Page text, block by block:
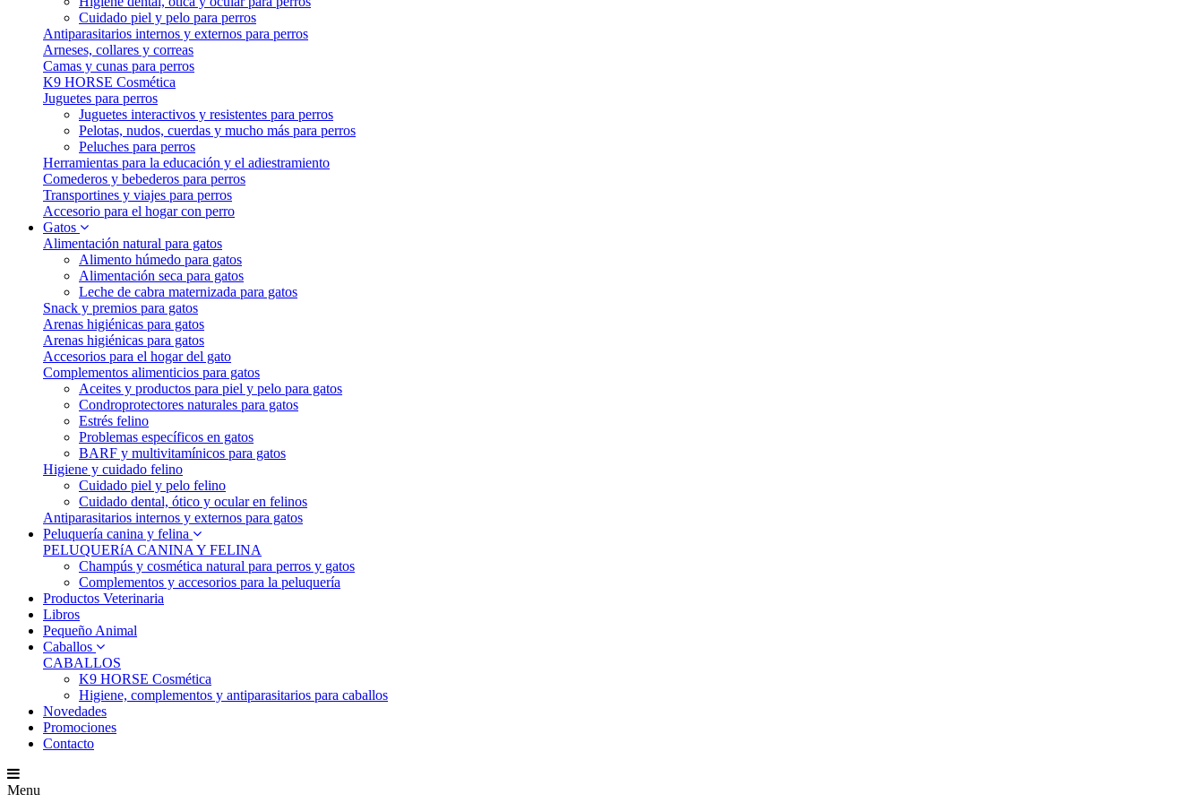
Cuidado piel y pelo para perros
Antiparasitarios internos y externos para perros
Arneses, collares y correas
Camas y cunas para perros
K9 HORSE Cosmética
Juguetes para perros
Juguetes interactivos y resistentes para perros
Pelotas, nudos, cuerdas y mucho más para perros
Peluches para perros
Herramientas para la educación y el adiestramiento
Comederos y bebederos para perros
Transportines y viajes para perros
Accesorio para el hogar con perro
Gatos
Alimentación natural para gatos
Alimento húmedo para gatos
Alimentación seca para gatos
Leche de cabra maternizada para gatos
Snack y premios para gatos
Arenas higiénicas para gatos
Arenas higiénicas para gatos
Accesorios para el hogar del gato
Complementos alimenticios para gatos
Aceites y productos para piel y pelo para gatos
Condroprotectores naturales para gatos
Estrés felino
Problemas específicos en gatos
BARF y multivitamínicos para gatos
Higiene y cuidado felino
Cuidado piel y pelo felino
Cuidado dental, ótico y ocular en felinos
Antiparasitarios internos y externos para gatos
Peluquería canina y felina
PELUQUERíA CANINA Y FELINA
Champús y cosmética natural para perros y gatos
Complementos y accesorios para la peluquería
Productos Veterinaria
Libros
Pequeño Animal
Caballos
CABALLOS
K9 HORSE Cosmética
Higiene, complementos y antiparasitarios para caballos
Novedades
Promociones
Contacto
Menu